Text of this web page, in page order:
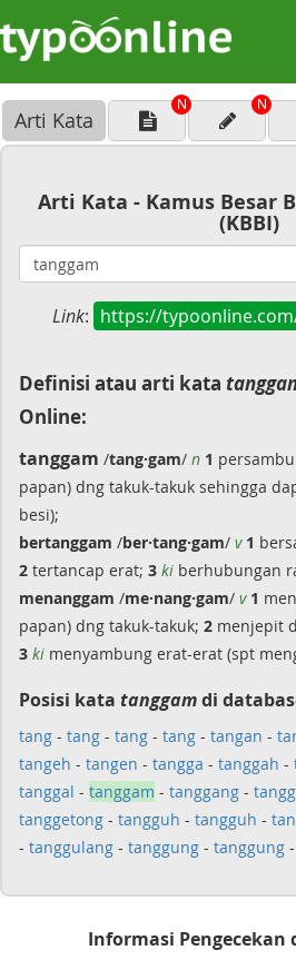
Arti Kata
N N
Arti Kata - Kamus Besar
(KBBI)
Link: https://
Definisi atau arti kata
Online:
tanggam /tang·gam/ n 1
papan) dng takuk-takuk sehingga
besi);
bertanggam /ber·tang·gam/ v 1
2 tertancap erat; 3 ki berhubungan
menanggam /me·nang·gam/ v 1
papan) dng takuk-takuk; 2 menjepit
3 ki menyambung erat-erat (spt
Posisi kata tanggamdi
tang - tang - tang - tang - tangan -
tangeh - tangen - tangga - tanggah -
tanggal - tanggam - tanggang -
tanggetong - tangguh - tangguh -
- tanggulang - tanggung - tanggung -
Informasi Pengecekan